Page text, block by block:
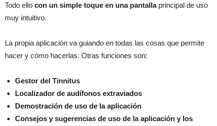
Todo ello con un simple toque en una pantallaprincipal de uso
muy intuitivo.
La propia aplicación va guiando en todas las cosas que permite
hacer y cómo hacerlas. Otras funciones son:
Gestor del Tinnitus
Localizador de audífonos extraviados
Demostración de uso de la aplicación
Consejos y sugerencias de uso de la aplicación y los